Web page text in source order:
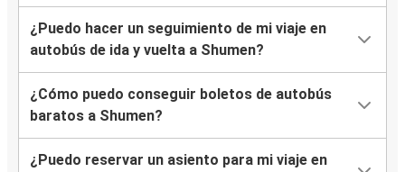
¿Puedo hacer un seguimiento de mi viaje en
autobús de ida y vuelta a Shumen?
¿Cómo puedo conseguir boletos de autobús
baratos a Shumen?
¿Puedo reservar un asiento para mi viaje en